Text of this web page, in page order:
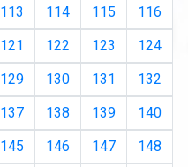
113 114 115
116
121 122 123
124
129 130 131
132
137 138 139
140
145 146 147
148